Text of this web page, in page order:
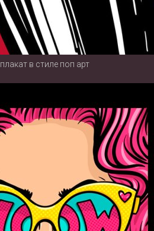
плакат в стиле поп арт